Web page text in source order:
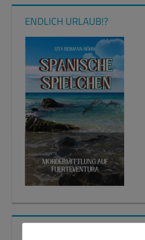
ENDLICH URLAUB!?